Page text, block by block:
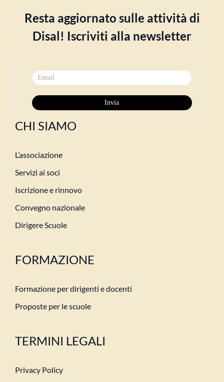
Resta aggiornato sulle attività di
Disal! Iscriviti alla newsletter
CHI SIAMO
L’associazione
Servizi ai soci
Iscrizione e rinnovo
Convegno nazionale
Dirigere Scuole
FORMAZIONE
Formazione per dirigenti e docenti
Proposte per le scuole
TERMINI LEGALI
Privacy Policy